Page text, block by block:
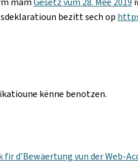
bezitt sech op
kënne benotzen.
fir d’Bewäertung vun der Web-